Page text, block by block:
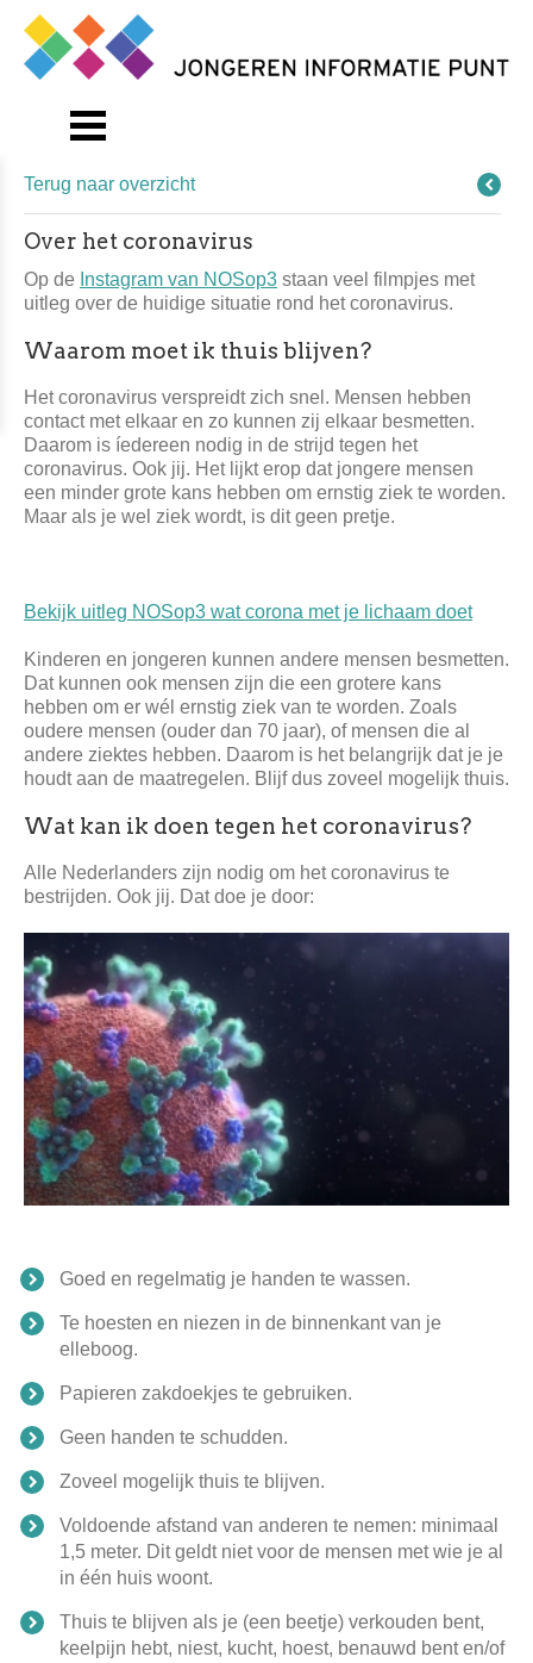
Terug naar overzicht
Over het coronavirus
Op de Instagram van NOSop3 staan veel filmpjes met
uitleg over de huidige situatie rond het coronavirus.
Waarom moet ik thuis blijven?
Het coronavirus verspreidt zich snel. Mensen hebben
contact met elkaar en zo kunnen zij elkaar besmetten.
Daarom is íedereen nodig in de strijd tegen het
coronavirus. Ook jij. Het lijkt erop dat jongere mensen
een minder grote kans hebben om ernstig ziek te worden.
Maar als je wel ziek wordt, is dit geen pretje.
Bekijk uitleg NOSop3 wat corona met je lichaam doet
Kinderen en jongeren kunnen andere mensen besmetten.
Dat kunnen ook mensen zijn die een grotere kans
hebben om er wél ernstig ziek van te worden. Zoals
oudere mensen (ouder dan 70 jaar), of mensen die al
andere ziektes hebben. Daarom is het belangrijk dat je je
houdt aan de maatregelen. Blijf dus zoveel mogelijk thuis.
Wat kan ik doen tegen het coronavirus?
Alle Nederlanders zijn nodig om het coronavirus te
bestrijden. Ook jij. Dat doe je door:
Goed en regelmatig je handen te wassen.
​Te hoesten en niezen in de binnenkant van je
elleboog.
​Papieren zakdoekjes te gebruiken.
​Geen handen te schudden.
​Zoveel mogelijk thuis te blijven.
​Voldoende afstand van anderen te nemen: minimaal
1,5 meter. Dit geldt niet voor de mensen met wie je al
in één huis woont.
​Thuis te blijven als je (een beetje) verkouden bent,
keelpijn hebt, niest, kucht, hoest, benauwd bent en/of